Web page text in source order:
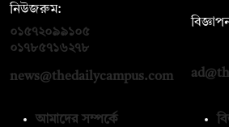
নিউজরুম:
০১৫৭২০৯৯১০৫
০১৭৮৫৭১৬২৭৮
news@thedailycampus.com
আমাদের সম্পর্কে